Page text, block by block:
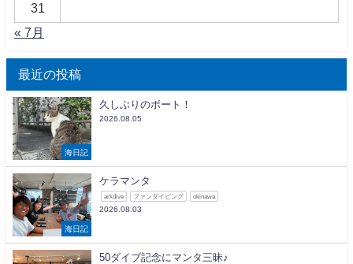
31
« 7月
最近の投稿
海日記
久しぶりのボート！
2026.08.05
海日記
ケラマンタ
arkdive ファンダイビング okinawa
2026.08.03
50ダイブ記念にマンタ三昧♪